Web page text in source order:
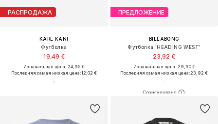
РАСПРОДАЖА
KARL KANI
Футболка
19,49 €
Изначальная цена: 24,95 €
Последняя самая низкая цена:12,02 €
ПРЕДЛОЖЕНИЕ
BILLABONG
Футболка 'HEADING WEST'
23,92 €
Изначальная цена: 29,90 €
Последняя самая низкая цена:23,92 €